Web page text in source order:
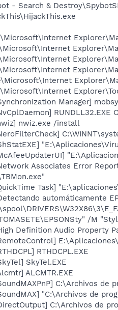
- Search &
Manager]
nwiz.exe /install
Associates Error
Task]
automáticamente
/M
Definition Audio Property
RTHDCPL.EXE
SkyTel.EXE
ALCMTR.EXE
C:\Archivos de
"C:\Archivos de
C:\Archivos de